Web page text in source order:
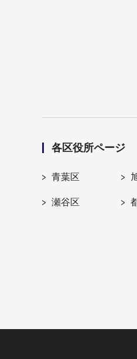
各区役所ページ
青葉区
瀬谷区